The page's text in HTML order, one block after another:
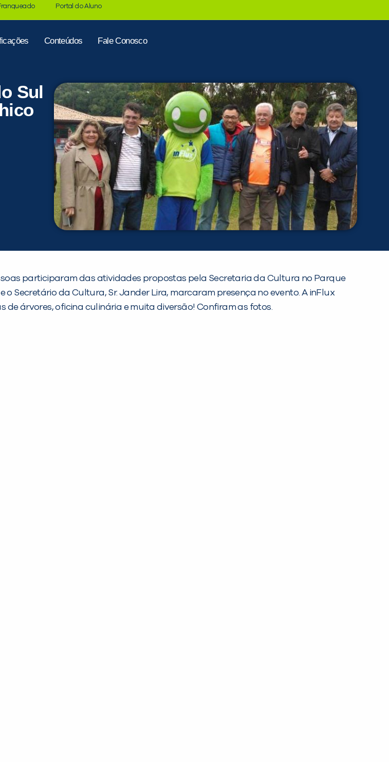
Portal do Aluno
Conteúdos Fale Conosco
Sul
participaram das atividades propostas pela Secretaria da Cultura no Parque
o Secretário da Cultura, Sr. Jander Lira, marcaram presença no evento. A inFlux
árvores, oficina culinária e muita diversão! Confiram as fotos.